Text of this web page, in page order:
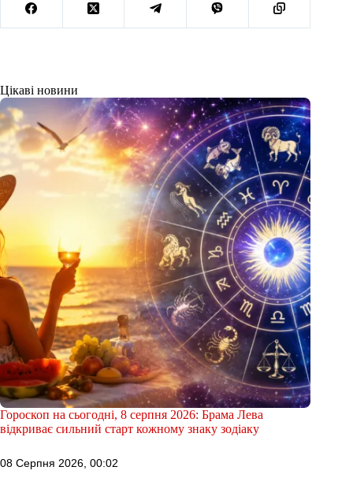
Цікаві новини
Гороскоп на сьогодні, 8 серпня 2026: Брама Лева
відкриває сильний старт кожному знаку зодіаку
08 Серпня 2026, 00:02